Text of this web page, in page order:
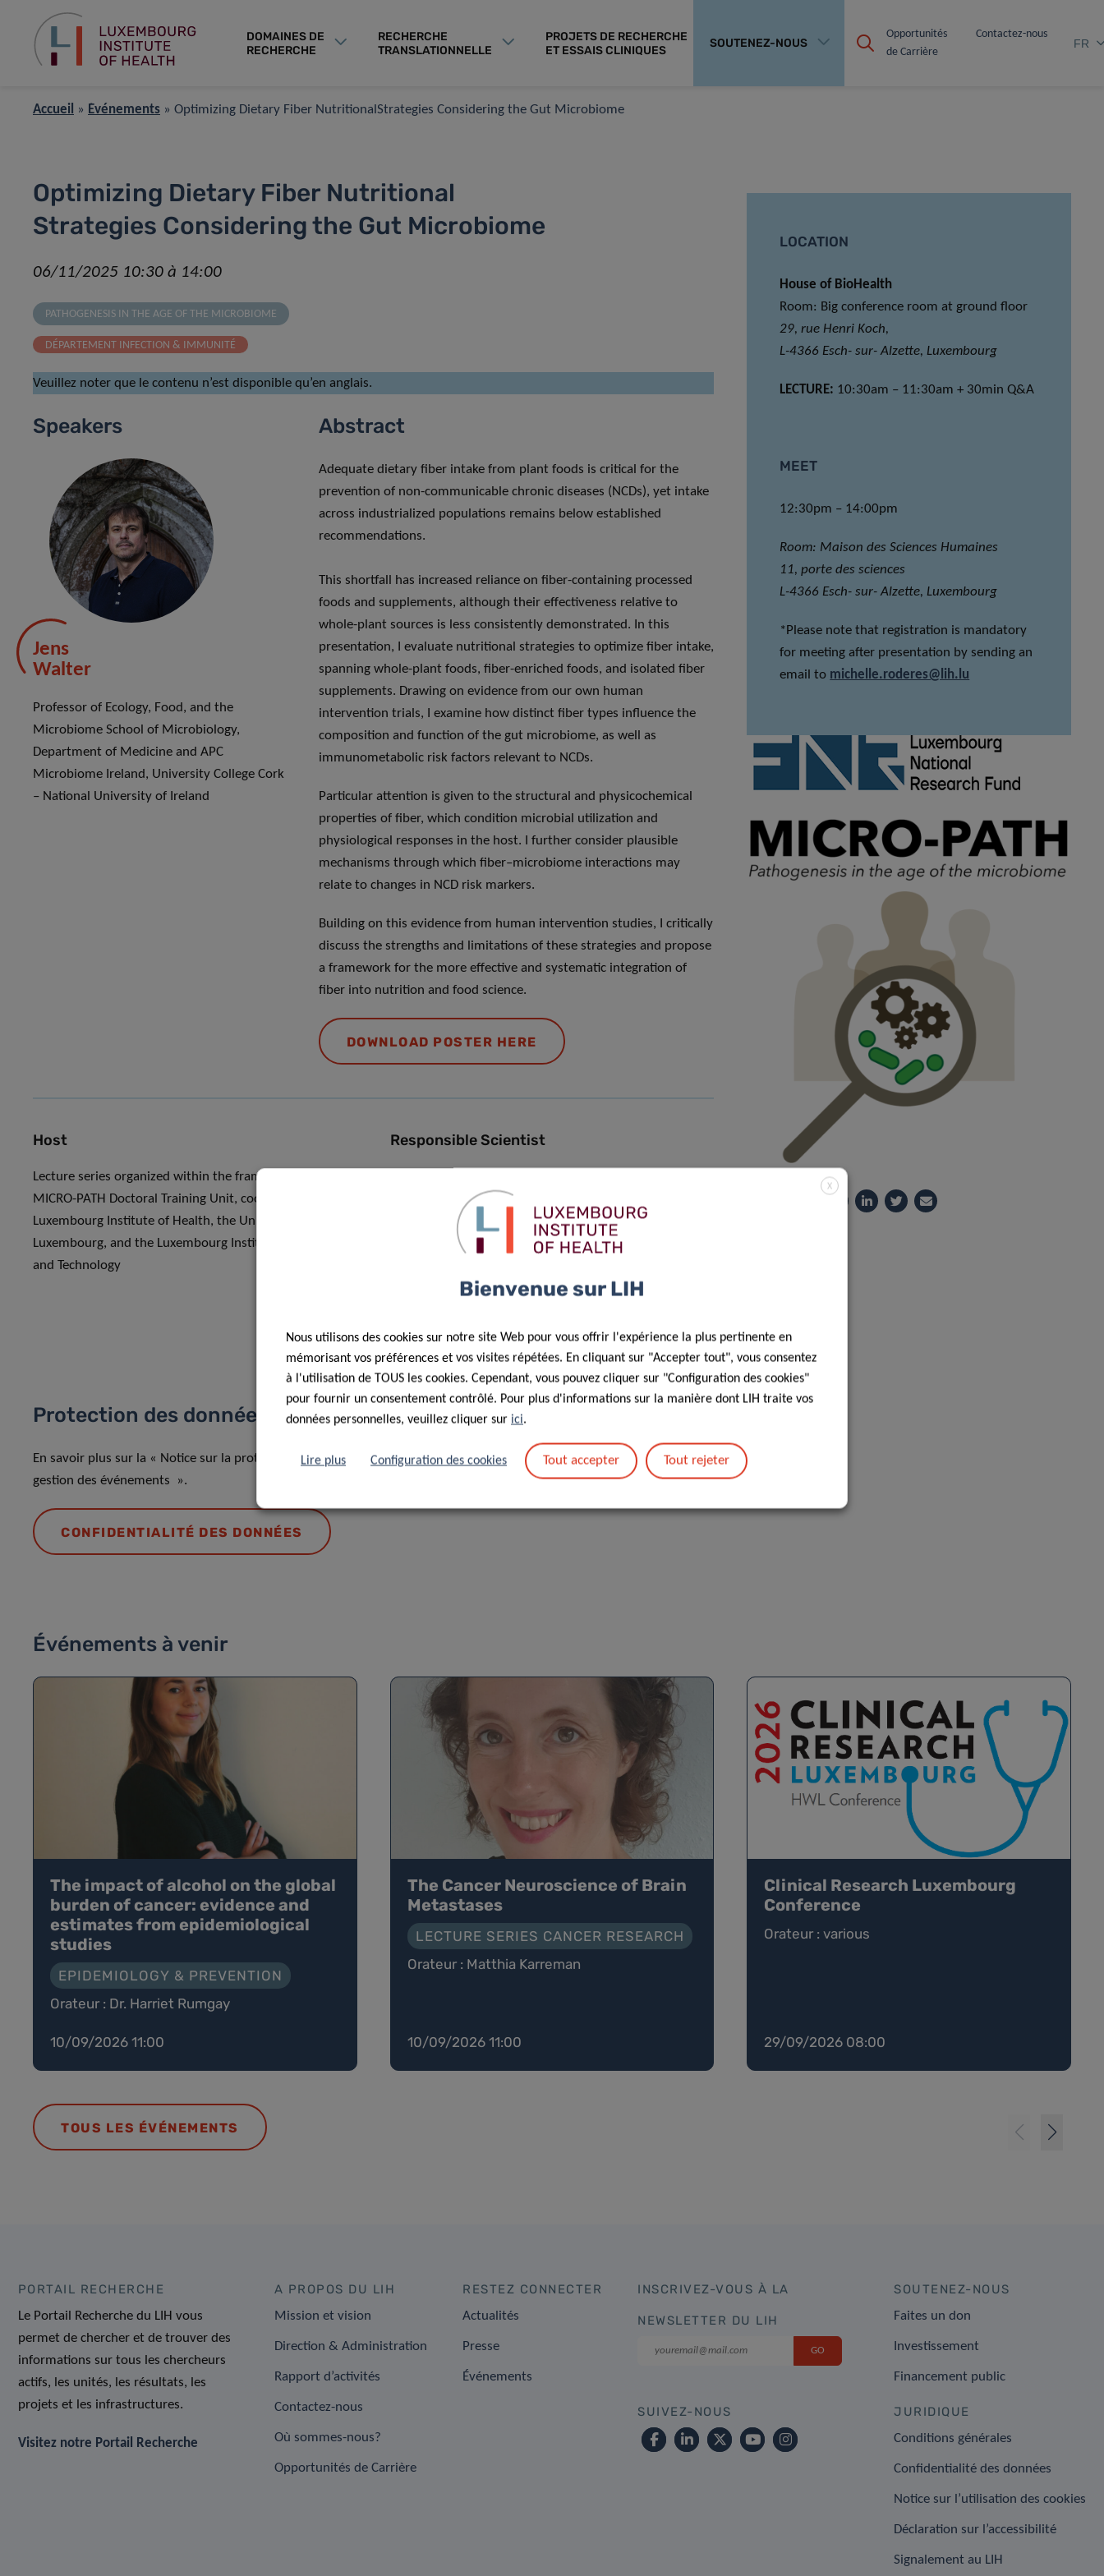
DOMAINES DE
RECHERCHE
RECHERCHE
TRANSLATIONNELLE
PROJETS DE RECHERCHE
ET ESSAIS CLINIQUES
SOUTENEZ-NOUS
Opportunités
de Carrière
Contactez-nous
FR
Accueil » Événements » Optimizing Dietary Fiber NutritionalStrategies Considering the Gut Microbiome
Optimizing Dietary Fiber Nutritional
Strategies Considering the Gut Microbiome
06/11/2025 10:30 à 14:00
PATHOGENESIS IN THE AGE OF THE MICROBIOME
DÉPARTEMENT INFECTION & IMMUNITÉ
Veuillez noter que le contenu n’est disponible qu’en anglais.
Speakers
Jens
Walter
Professor of Ecology, Food, and the
Microbiome School of Microbiology,
Department of Medicine and APC
Microbiome Ireland, University College Cork
– National University of Ireland
Abstract
Adequate dietary fiber intake from plant foods is critical for the
prevention of non-communicable chronic diseases (NCDs), yet intake
across industrialized populations remains below established
recommendations.
This shortfall has increased reliance on fiber-containing processed
foods and supplements, although their effectiveness relative to
whole-plant sources is less consistently demonstrated. In this
presentation, I evaluate nutritional strategies to optimize fiber intake,
spanning whole-plant foods, fiber-enriched foods, and isolated fiber
supplements. Drawing on evidence from our own human
intervention trials, I examine how distinct fiber types influence the
composition and function of the gut microbiome, as well as
immunometabolic risk factors relevant to NCDs.
Particular attention is given to the structural and physicochemical
properties of fiber, which condition microbial utilization and
physiological responses in the host. I further consider plausible
mechanisms through which fiber–microbiome interactions may
relate to changes in NCD risk markers.
Building on this evidence from human intervention studies, I critically
discuss the strengths and limitations of these strategies and propose
a framework for the more effective and systematic integration of
fiber into nutrition and food science.
DOWNLOAD POSTER HERE
Host
Lecture series organized within the framework of the
MICRO-PATH Doctoral Training Unit, coordinated by the
Luxembourg Institute of Health, the University of
Luxembourg, and the Luxembourg Institute of Science
and Technology
Responsible Scientist
LOCATION
House of BioHealth
Room: Big conference room at ground floor
29, rue Henri Koch,
L-4366 Esch- sur- Alzette, Luxembourg
LECTURE: 10:30am – 11:30am + 30min Q&A
MEET
12:30pm – 14:00pm
Room: Maison des Sciences Humaines
11, porte des sciences
L-4366 Esch- sur- Alzette, Luxembourg
*Please note that registration is mandatory
for meeting after presentation by sending an
email to michelle.roderes@lih.lu
Protection des données
En savoir plus sur la « Notice sur la protection des données : traitement des données personnelles dans le cadre de la
gestion des événements ».
CONFIDENTIALITÉ DES DONNÉES
Événements à venir
The impact of alcohol on the global
burden of cancer: evidence and
estimates from epidemiological
studies
EPIDEMIOLOGY & PREVENTION
Orateur : Dr. Harriet Rumgay
10/09/2026 11:00
The Cancer Neuroscience of Brain
Metastases
LECTURE SERIES CANCER RESEARCH
Orateur : Matthia Karreman
10/09/2026 11:00
Clinical Research Luxembourg
Conference
Orateur : various
29/09/2026 08:00
TOUS LES ÉVÉNEMENTS
PORTAIL RECHERCHE
Le Portail Recherche du LIH vous
permet de chercher et de trouver des
informations sur tous les chercheurs
actifs, les unités, les résultats, les
projets et les infrastructures.
Visitez notre Portail Recherche
A PROPOS DU LIH
Mission et vision
Direction & Administration
Rapport d’activités
Contactez-nous
Où sommes-nous?
Opportunités de Carrière
RESTEZ CONNECTER
Actualités
Presse
Événements
INSCRIVEZ-VOUS À LA
NEWSLETTER DU LIH
SUIVEZ-NOUS
SOUTENEZ-NOUS
Faites un don
Investissement
Financement public
JURIDIQUE
Conditions générales
Confidentialité des données
Notice sur l’utilisation des cookies
Déclaration sur l’accessibilité
Signalement au LIH
X
Bienvenue sur LIH
Nous utilisons des cookies sur notre site Web pour vous offrir l'expérience la plus pertinente en
mémorisant vos préférences et vos visites répétées. En cliquant sur "Accepter tout", vous consentez
à l'utilisation de TOUS les cookies. Cependant, vous pouvez cliquer sur "Configuration des cookies"
pour fournir un consentement contrôlé. Pour plus d'informations sur la manière dont LIH traite vos
données personnelles, veuillez cliquer sur ici.
Lire plus Configuration des cookies Tout accepter Tout rejeter